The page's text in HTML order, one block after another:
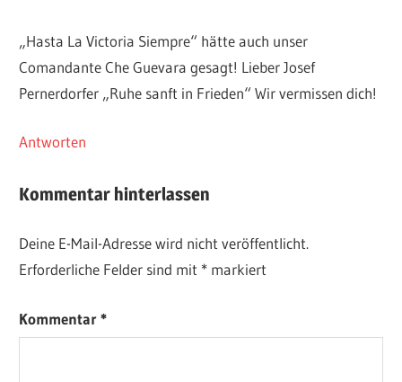
„Hasta La Victoria Siempre“ hätte auch unser
Comandante Che Guevara gesagt! Lieber Josef
Pernerdorfer „Ruhe sanft in Frieden“ Wir vermissen dich!
Antworten
Kommentar hinterlassen
Deine E-Mail-Adresse wird nicht veröffentlicht.
Erforderliche Felder sind mit * markiert
Kommentar*